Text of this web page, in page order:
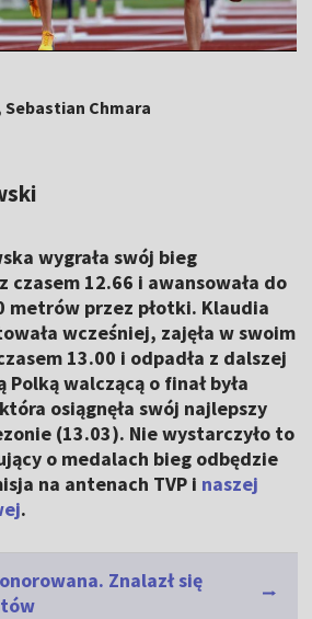
Sebastian Chmara
wygrała swój bieg
czasem 12.66 i awansowała do
metrów przez płotki. Klaudia
wcześniej, zajęła w swoim
13.00 i odpadła z dalszej
walczącą o finał była
osiągnęła swój najlepszy
(13.03). Nie wystarczyło to
o medalach bieg odbędzie
na antenach TVP i naszej
.
Znalazł się